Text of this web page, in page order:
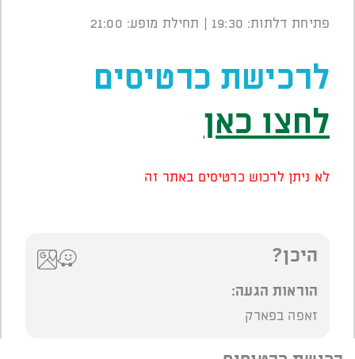
פתיחת דלתות: 19:30 | תחילת מופע: 21:00
לרכישת כרטיסים
לחצו כאן
לא ניתן לרכוש כרטיסים באתר זה
היכן?
הוראות הגעה:
זאפה בפארק